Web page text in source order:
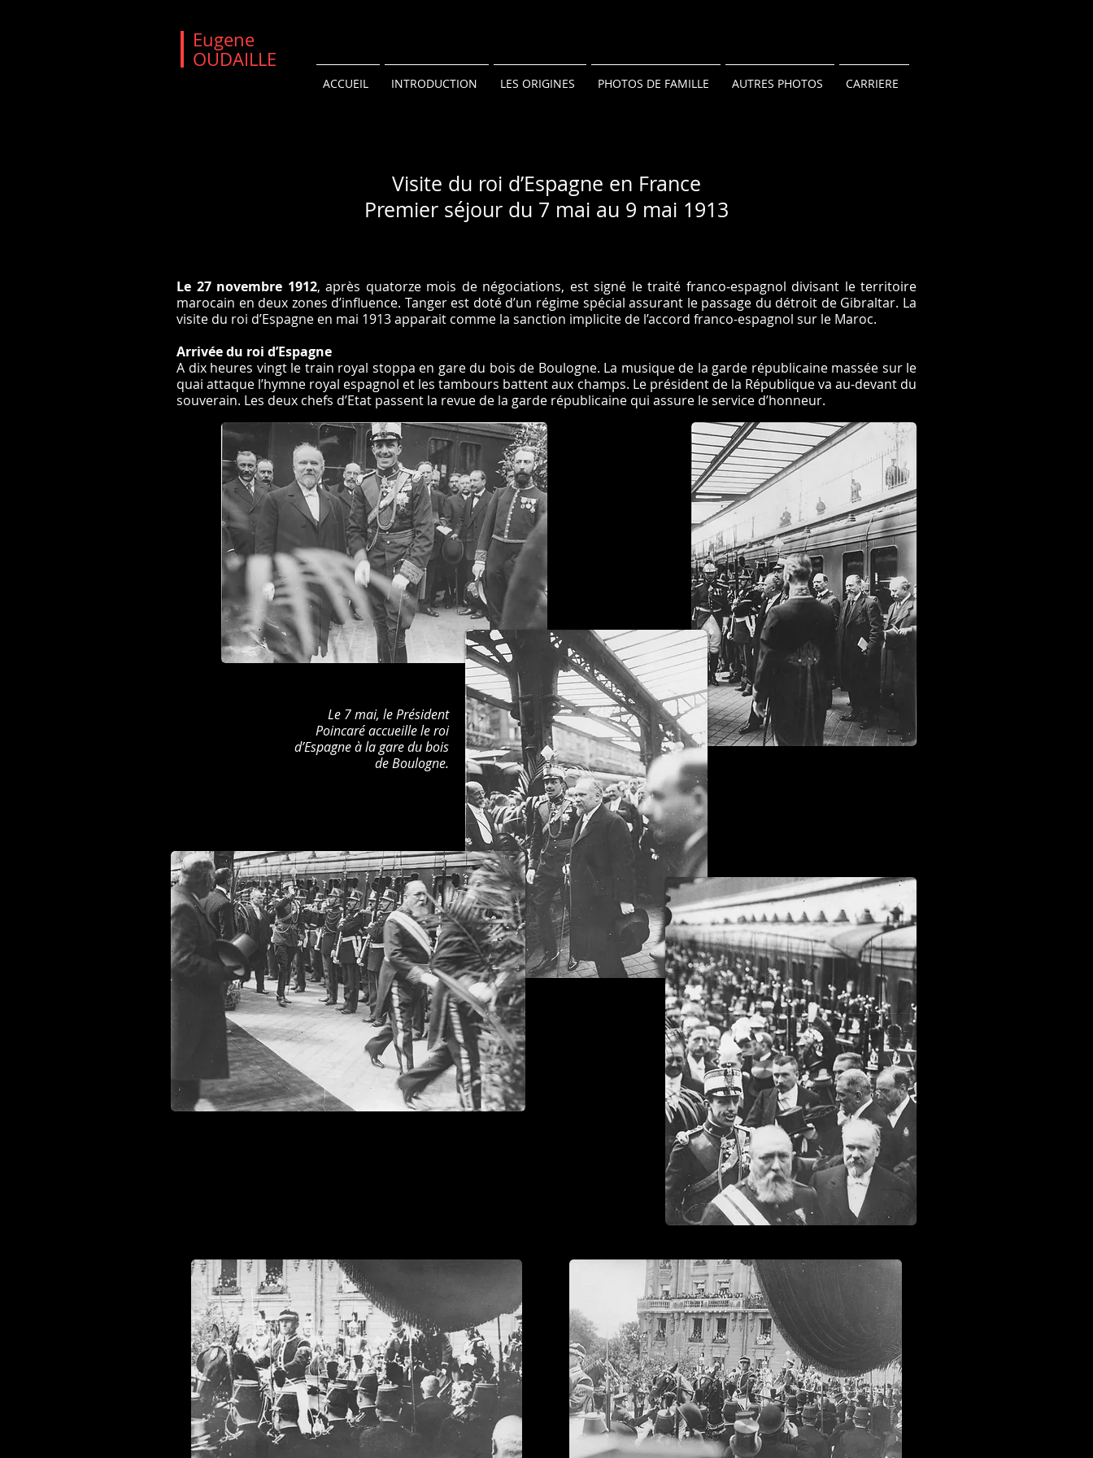
Eugene
OUDAILLE
ACCUEIL INTRODUCTION LES ORIGINES PHOTOS DE FAMILLE AUTRES PHOTOS CARRIERE
Visite du roi d’Espagne en France
Premier séjour du 7 mai au 9 mai 1913
Le 27 novembre 1912, après quatorze mois de négociations, est signé le traité franco-espagnol divisant le territoire
marocain en deux zones d’influence. Tanger est doté d’un régime spécial assurant le passage du détroit de Gibraltar. La
visite du roi d’Espagne en mai 1913 apparait comme la sanction implicite de l’accord franco-espagnol sur le Maroc.
Arrivée du roi d’Espagne
A dix heures vingt le train royal stoppa en gare du bois de Boulogne. La musique de la garde républicaine massée sur le
quai attaque l’hymne royal espagnol et les tambours battent aux champs. Le président de la République va au-devant du
souverain. Les deux chefs d’Etat passent la revue de la garde républicaine qui assure le service d’honneur.
Le 7 mai, le Président
Poincaré accueille le roi
d’Espagne à la gare du bois
de Boulogne.